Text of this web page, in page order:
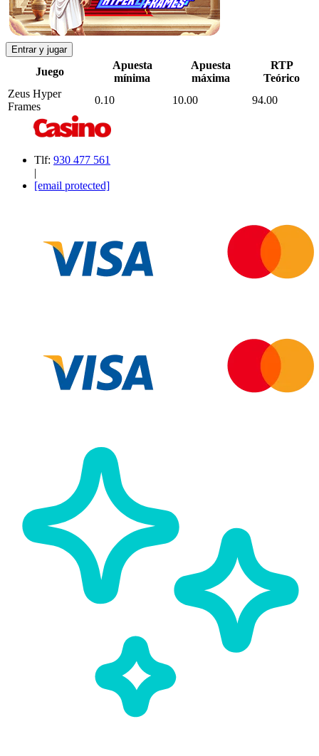
Entrar y jugar
Juego
Apuesta
mínima
Apuesta
máxima
RTP
Teórico
Zeus Hyper
Frames
0.10 10.00 94.00
Tlf: 930 477 561
|
[email protected]